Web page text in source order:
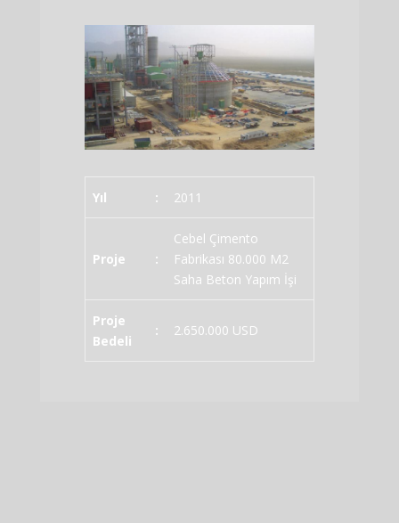
Yıl : 2011
Proje :
Cebel Çimento
Fabrikası 80.000 M2
Saha Beton Yapım İşi
Proje
Bedeli
: 2.650.000 USD